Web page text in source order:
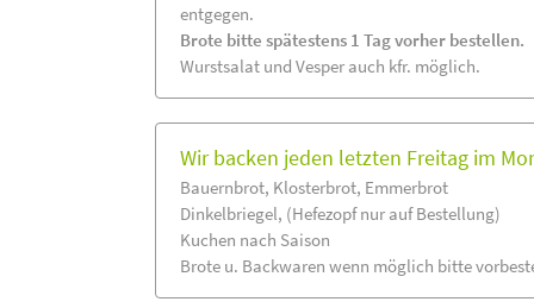
entgegen.
Brote bitte spätestens 1 Tag vorher bestellen.
Wurstsalat und Vesper auch kfr. möglich.
Wir backen jeden letzten Freitag im
Bauernbrot, Klosterbrot, Emmerbrot
Dinkelbriegel, (Hefezopf nur auf Bestellung)
Kuchen nach Saison
Brote u. Backwaren wenn möglich bitte